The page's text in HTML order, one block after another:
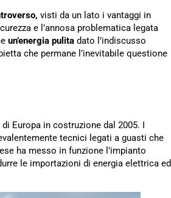
visti da un lato i vantaggi in
e l’annosa problematica legata
un’energia pulita dato l’indiscusso
che permane l’inevitabile questione
di Europa in costruzione dal 2005. I
tecnici legati a guasti che
ha messo in funzione l’impianto
le importazioni di energia elettrica ed